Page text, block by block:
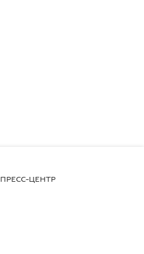
ПРЕСС-ЦЕНТР